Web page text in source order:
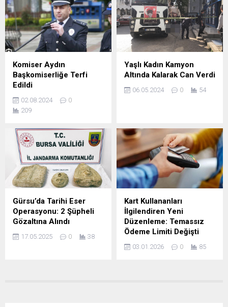
Komiser Aydın
Başkomiserliğe Terfi
Edildi
02.08.2024
0
209
Yaşlı Kadın Kamyon
Altında Kalarak Can Verdi
06.05.2024 0 54
Gürsu’da Tarihi Eser
Operasyonu: 2 Şüpheli
Gözaltına Alındı
17.05.2025 0 38
Kart Kullananları
İlgilendiren Yeni
Düzenleme: Temassız
Ödeme Limiti Değişti
03.01.2026 0 85